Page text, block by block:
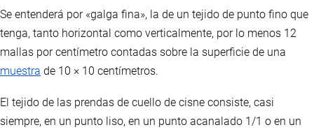
Se entenderá por «galga fina», la de un tejido de punto fino que
tenga, tanto horizontal como verticalmente, por lo menos 12
mallas por centímetro contadas sobre la superficie de una
muestra de 10 × 10 centímetros.
El tejido de las prendas de cuello de cisne consiste, casi
siempre, en un punto liso, en un punto acanalado 1/1 o en un